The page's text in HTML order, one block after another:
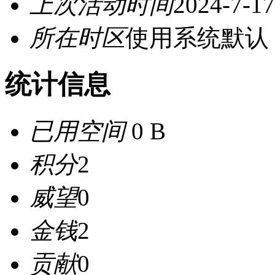
所在时区使用系统默认
统计信息
已用空间0 B
积分2
威望0
金钱2
贡献0